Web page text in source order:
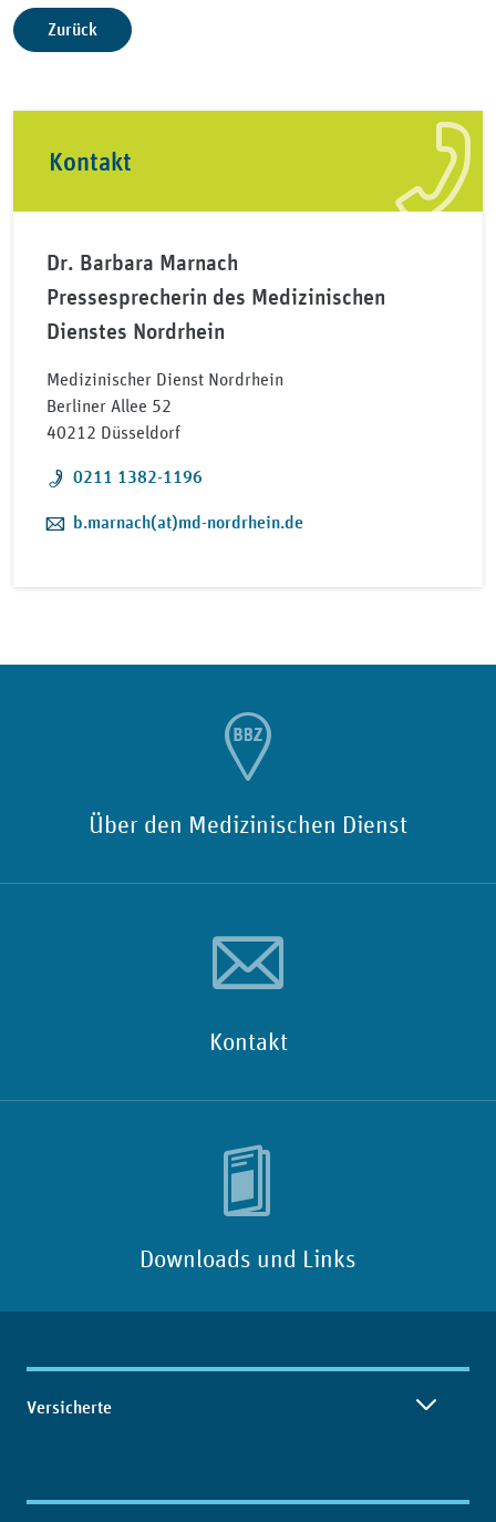
Zurück
Kontakt
Dr. Barbara Marnach
Pressesprecherin des Medizinischen
Dienstes Nordrhein
Medizinischer Dienst Nordrhein
Berliner Allee 52
40212 Düsseldorf
Telefon:
0211 1382-1196
E-Mail:
b.marnach(at)md-nordrhein.de
Über den Medizinischen Dienst
Kontakt
Downloads und Links
Inhaltsübersicht
Versicherte